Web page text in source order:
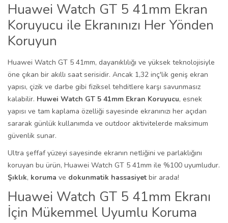
Huawei Watch GT 5 41mm Ekran
Koruyucu ile Ekranınızı Her Yönden
Koruyun
Huawei Watch GT 5 41mm, dayanıklılığı ve yüksek teknolojisiyle
öne çıkan bir akıllı saat serisidir. Ancak 1,32 inç'lik geniş ekran
yapısı, çizik ve darbe gibi fiziksel tehditlere karşı savunmasız
kalabilir. Huwei Watch GT 5 41mm Ekran Koruyucu, esnek
yapısı ve tam kaplama özelliği sayesinde ekranınızı her açıdan
sararak günlük kullanımda ve outdoor aktivitelerde maksimum
güvenlik sunar.
Ultra şeffaf yüzeyi sayesinde ekranın netliğini ve parlaklığını
koruyan bu ürün, Huawei Watch GT 5 41mm ile %100 uyumludur.
Şıklık, koruma ve dokunmatik hassasiyet bir arada!
Huawei Watch GT 5 41mm Ekranı
İçin Mükemmel Uyumlu Koruma